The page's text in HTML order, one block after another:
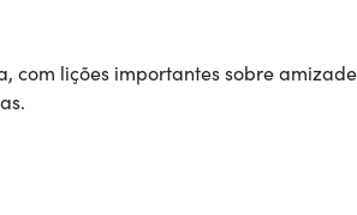
com lições importantes sobre